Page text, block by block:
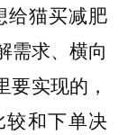
给猫买减肥
需求、横向
实现的，
和下单决